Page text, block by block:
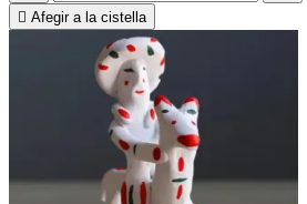
 Afegir a la cistella